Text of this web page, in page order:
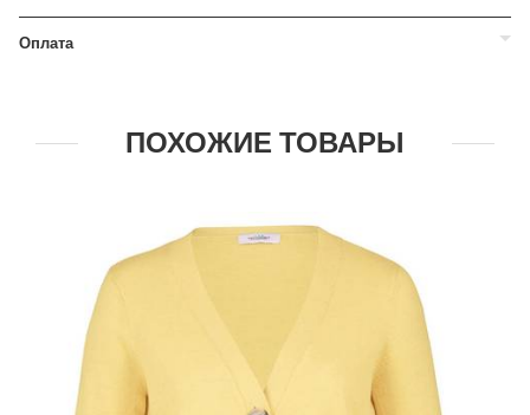
Оплата
ПОХОЖИЕ ТОВАРЫ